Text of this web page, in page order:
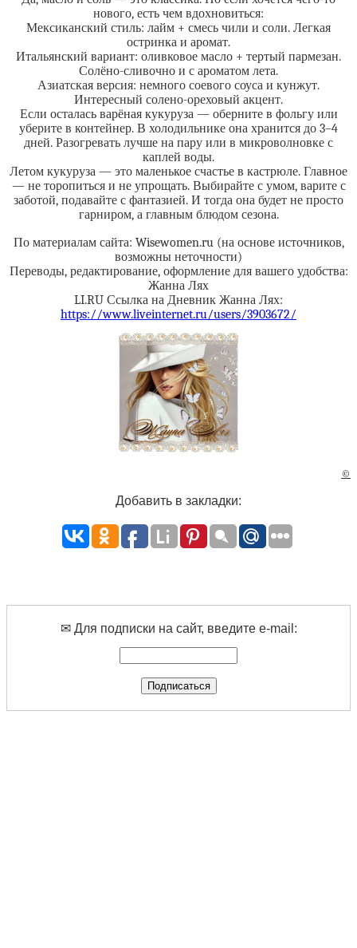
нового, есть чем вдохновиться:
Мексиканский стиль: лайм + смесь чили и соли. Легкая
остринка и аромат.
Итальянский вариант: оливковое масло + тертый пармезан.
Солёно-сливочно и с ароматом лета.
Азиатская версия: немного соевого соуса и кунжут.
Интересный солено-ореховый акцент.
Если осталась варёная кукуруза — оберните в фольгу или
уберите в контейнер. В холодильнике она хранится до 3–4
дней. Разогревать лучше на пару или в микроволновке с
каплей воды.
Летом кукуруза — это маленькое счастье в кастрюле. Главное
— не торопиться и не упрощать. Выбирайте с умом, варите с
заботой, подавайте с фантазией. И тогда она будет не просто
гарниром, а главным блюдом сезона.
По материалам сайта: Wisewomen.ru (на основе источников,
возможны неточности)
Переводы, редактирование, оформление для вашего удобства:
Жанна Лях
LI.RU Ссылка на Дневник Жанна Лях:
https://www.liveinternet.ru/users/3903672/
©
Добавить в закладки:
✉ Для подписки на сайт, введите e-mail: